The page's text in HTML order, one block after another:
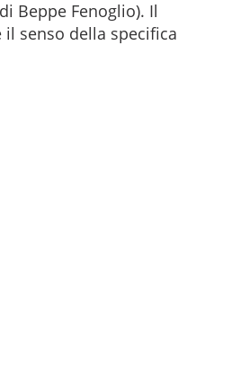
Beppe Fenoglio). Il
senso della specifica